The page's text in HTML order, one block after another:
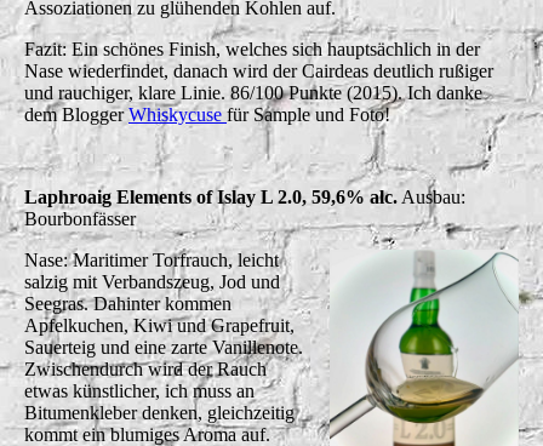
Assoziationen zu glühenden Kohlen auf.
Fazit: Ein schönes Finish, welches sich hauptsächlich in der
Nase wiederfindet, danach wird der Cairdeas deutlich rußiger
und rauchiger, klare Linie. 86/100 Punkte (2015). Ich danke
dem BloggerWhiskycuse für Sample und Foto!
Laphroaig Elements of Islay L 2.0, 59,6% alc. Ausbau:
Bourbonfässer
Nase: Maritimer Torfrauch, leicht
salzig mit Verbandszeug, Jod und
Seegras. Dahinter kommen
Apfelkuchen, Kiwi und Grapefruit,
Sauerteig und eine zarte Vanillenote.
Zwischendurch wird der Rauch
etwas künstlicher, ich muss an
Bitumenkleber denken, gleichzeitig
kommt ein blumiges Aroma auf.